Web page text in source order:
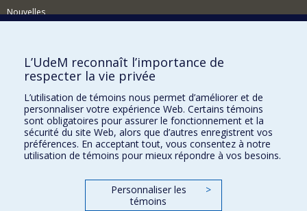
Nouvelles
Comment soutenir le Département?
BESOIN D'AIDE?
Plan du site
Signaler une erreur
Accessibilité
FACULTÉ DES ARTS ET DES SCIENCES
Nos départements et écoles
L’UdeM reconnaît l’importance de
respecter la vie privée
L’utilisation de témoins nous permet d’améliorer et de
personnaliser votre expérience Web. Certains témoins
sont obligatoires pour assurer le fonctionnement et la
sécurité du site Web, alors que d’autres enregistrent vos
préférences. En acceptant tout, vous consentez à notre
utilisation de témoins pour mieux répondre à vos besoins.
Personnaliser les
témoins
>